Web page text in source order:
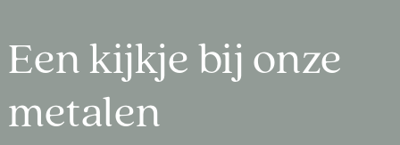
Een kijkje bij onze
metalen